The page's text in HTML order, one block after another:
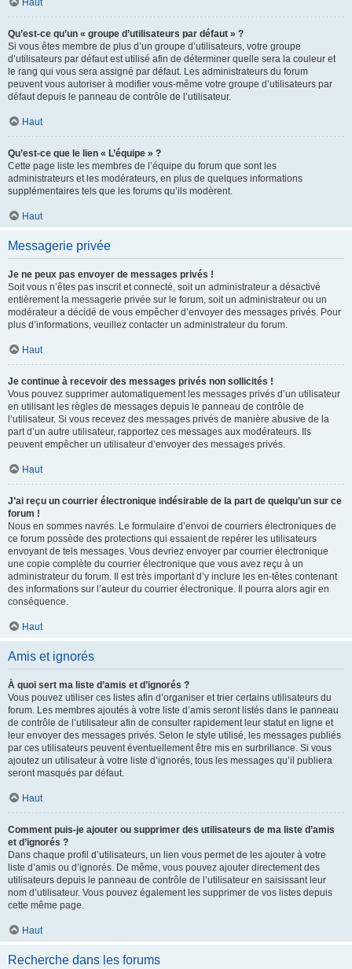
Haut
Qu’est-ce qu’un « groupe d’utilisateurs par défaut » ?
Si vous êtes membre de plus d’un groupe d’utilisateurs, votre groupe
d’utilisateurs par défaut est utilisé afin de déterminer quelle sera la couleur et
le rang qui vous sera assigné par défaut. Les administrateurs du forum
peuvent vous autoriser à modifier vous-même votre groupe d’utilisateurs par
défaut depuis le panneau de contrôle de l’utilisateur.
Haut
Qu’est-ce que le lien « L’équipe » ?
Cette page liste les membres de l’équipe du forum que sont les
administrateurs et les modérateurs, en plus de quelques informations
supplémentaires tels que les forums qu’ils modèrent.
Haut
Messagerie privée
Je ne peux pas envoyer de messages privés !
Soit vous n’êtes pas inscrit et connecté, soit un administrateur a désactivé
entièrement la messagerie privée sur le forum, soit un administrateur ou un
modérateur a décidé de vous empêcher d’envoyer des messages privés. Pour
plus d’informations, veuillez contacter un administrateur du forum.
Haut
Je continue à recevoir des messages privés non sollicités !
Vous pouvez supprimer automatiquement les messages privés d’un utilisateur
en utilisant les règles de messages depuis le panneau de contrôle de
l’utilisateur. Si vous recevez des messages privés de manière abusive de la
part d’un autre utilisateur, rapportez ces messages aux modérateurs. Ils
peuvent empêcher un utilisateur d’envoyer des messages privés.
Haut
J’ai reçu un courrier électronique indésirable de la part de quelqu’un sur ce
forum !
Nous en sommes navrés. Le formulaire d’envoi de courriers électroniques de
ce forum possède des protections qui essaient de repérer les utilisateurs
envoyant de tels messages. Vous devriez envoyer par courrier électronique
une copie complète du courrier électronique que vous avez reçu à un
administrateur du forum. Il est très important d’y inclure les en-têtes contenant
des informations sur l’auteur du courrier électronique. Il pourra alors agir en
conséquence.
Haut
Amis et ignorés
À quoi sert ma liste d’amis et d’ignorés ?
Vous pouvez utiliser ces listes afin d’organiser et trier certains utilisateurs du
forum. Les membres ajoutés à votre liste d’amis seront listés dans le panneau
de contrôle de l’utilisateur afin de consulter rapidement leur statut en ligne et
leur envoyer des messages privés. Selon le style utilisé, les messages publiés
par ces utilisateurs peuvent éventuellement être mis en surbrillance. Si vous
ajoutez un utilisateur à votre liste d’ignorés, tous les messages qu’il publiera
seront masqués par défaut.
Haut
Comment puis-je ajouter ou supprimer des utilisateurs de ma liste d’amis
et d’ignorés ?
Dans chaque profil d’utilisateurs, un lien vous permet de les ajouter à votre
liste d’amis ou d’ignorés. De même, vous pouvez ajouter directement des
utilisateurs depuis le panneau de contrôle de l’utilisateur en saisissant leur
nom d’utilisateur. Vous pouvez également les supprimer de vos listes depuis
cette même page.
Haut
Recherche dans les forums